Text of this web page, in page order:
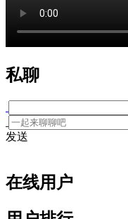
私聊
发送
在线用户